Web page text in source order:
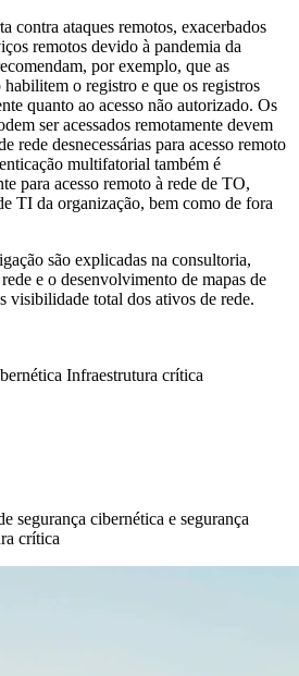
contra ataques remotos, exacerbados
remotos devido à pandemia da
por exemplo, que as
habilitem o registro e que os registros
quanto ao acesso não autorizado. Os
ser acessados remotamente devem
rede desnecessárias para acesso remoto
multifatorial também é
para acesso remoto à rede de TO,
TI da organização, bem como de fora
são explicadas na consultoria,
e o desenvolvimento de mapas de
visibilidade total dos ativos de rede.
Infraestrutura crítica
segurança cibernética e segurança
crítica